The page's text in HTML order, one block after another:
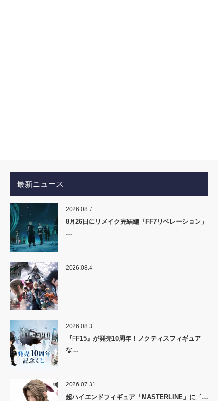
最新ニュース
2026.08.7
8月26日にリメイク完結編「FF7リベレーション」
…
2026.08.4
2026.08.3
『FF15』が発売10周年！ノクティスフィギュア
な…
2026.07.31
超ハイエンドフィギュア「MASTERLINE」に『…